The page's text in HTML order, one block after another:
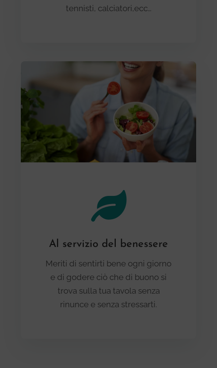
tennisti, calciatori,ecc…
Al servizio del benessere
Meriti di sentirti bene ogni giorno
e di godere ciò che di buono si
trova sulla tua tavola senza
rinunce e senza stressarti.